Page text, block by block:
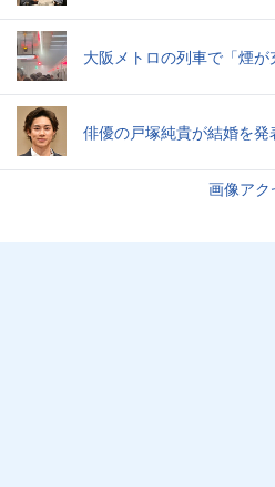
大阪メトロの列車で「煙が
俳優の戸塚純貴が結婚を発
画像アク